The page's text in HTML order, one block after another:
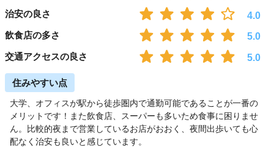
治安の良さ
4.0
飲食店の多さ
5.0
交通アクセスの良さ
5.0
住みやすい点
大学、オフィスが駅から徒歩圏内で通勤可能であることが一番の
メリットです！また飲食店、スーパーも多いため食事に困りませ
ん。比較的夜まで営業しているお店がおおく、夜間出歩いても心
配なく治安も良いと感じています。